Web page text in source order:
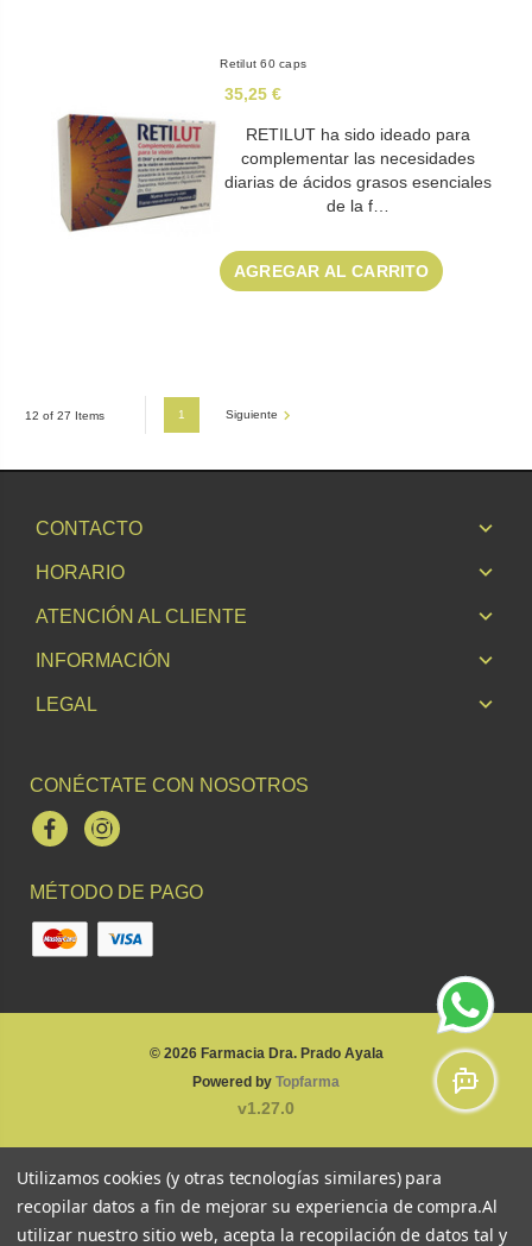
Retilut 60 caps
35,25 €
RETILUT ha sido ideado para
complementar las necesidades
diarias de ácidos grasos esenciales
de la f…
AGREGAR AL CARRITO
12 of 27 Items 1 Siguiente
CONTACTO
HORARIO
ATENCIÓN AL CLIENTE
INFORMACIÓN
LEGAL
CONÉCTATE CON NOSOTROS
FacebookInstagram
MÉTODO DE PAGO
© 2026 Farmacia Dra. Prado Ayala
Powered by Topfarma
v1.27.0
Utilizamos cookies (y otras tecnologías similares) para
recopilar datos a fin de mejorar su experiencia de compra.Al
utilizar nuestro sitio web, acepta la recopilación de datos tal y